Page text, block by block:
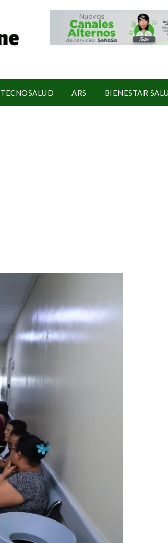
TECNOSALUD ARS BIENESTAR